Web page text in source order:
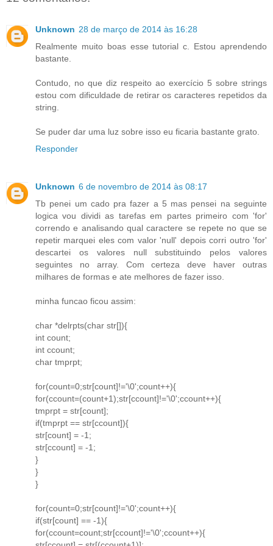
Unknown 28 de março de 2014 às 16:28
Realmente muito boas esse tutorial c. Estou aprendendo
bastante.
Contudo, no que diz respeito ao exercício 5 sobre strings
estou com dificuldade de retirar os caracteres repetidos da
string.
Se puder dar uma luz sobre isso eu ficaria bastante grato.
Responder
Unknown 6 de novembro de 2014 às 08:17
Tb penei um cado pra fazer a 5 mas pensei na seguinte
logica vou dividi as tarefas em partes primeiro com 'for'
correndo e analisando qual caractere se repete no que se
repetir marquei eles com valor 'null' depois corri outro 'for'
descartei os valores null substituindo pelos valores
seguintes no array. Com certeza deve haver outras
milhares de formas e ate melhores de fazer isso.
minha funcao ficou assim:
char *delrpts(char str[]){
int count;
int ccount;
char tmprpt;
for(count=0;str[count]!='\0';count++){
for(ccount=(count+1);str[ccount]!='\0';ccount++){
tmprpt = str[count];
if(tmprpt == str[ccount]){
str[count] = -1;
str[ccount] = -1;
}
}
}
for(count=0;str[count]!='\0';count++){
if(str[count] == -1){
for(ccount=count;str[ccount]!='\0';ccount++){